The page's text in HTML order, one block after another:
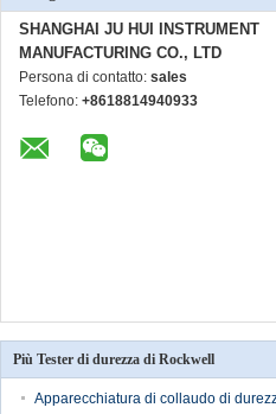
SHANGHAI JU HUI INSTRUMENT
MANUFACTURING CO., LTD
Persona di contatto: sales
Telefono: +8618814940933
Più Tester di durezza di Rockwell
Apparecchiatura di collaudo di